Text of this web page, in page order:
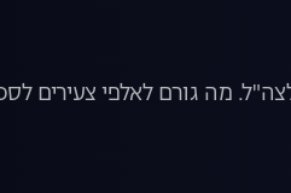
מה גורם לאלפי צעירים